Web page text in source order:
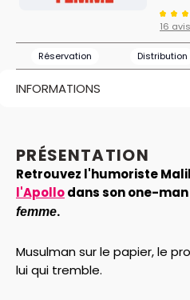
16 avis
Réservation Distribution
INFORMATIONS
PRÉSENTATION
Retrouvez l'humoriste
l'Apollodans son one-man
femme.
Musulman sur le papier, le
lui qui tremble.